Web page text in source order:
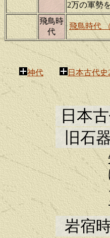
2万の軍勢
飛鳥時
代
飛鳥時代
神代 日本古代史
日本
旧石
岩宿